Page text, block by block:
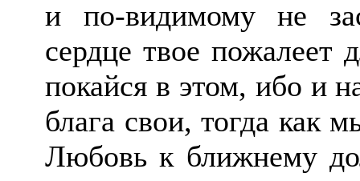
и по-видимому не
сердце твое пожалеет
покайся в этом, ибо и
блага свои, тогда как
Любовь к ближнему